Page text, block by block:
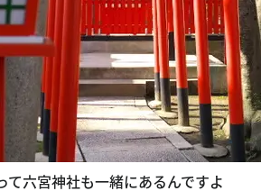
て六宮神社も一緒にあるんですよ